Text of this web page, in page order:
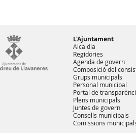
L'Ajuntament
Alcaldia
Regidories
Agenda de govern
Composició del
Grups municipals
Personal municipal
Portal de
Plens municipals
Juntes de govern
Consells municipals
Comissions